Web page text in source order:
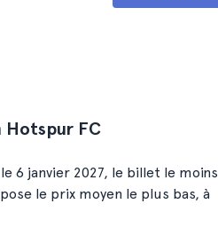
Hotspur FC
6 janvier 2027, le billet le moins
le prix moyen le plus bas, à